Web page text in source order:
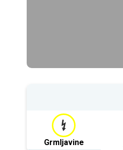
Grmljavine